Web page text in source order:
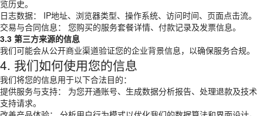
览历史。
日志数据： IP地址、浏览器类型、操作系统、访问时间、页面点击流。
交易与合同信息： 您购买的服务套餐详情、付款记录及发票信息。
3.3 第三方来源的信息
我们可能会从公开商业渠道验证您的企业背景信息，以确保服务合规。
4. 我们如何使用您的信息
我们将您的信息用于以下合法目的：
提供服务与支持： 为您开通账号、生成数据分析报告、处理退款及技术
支持请求。